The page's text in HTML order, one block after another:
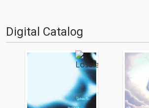
屋を中心に活躍するラッパー、
SOCKSがリ…
Digital Catalog